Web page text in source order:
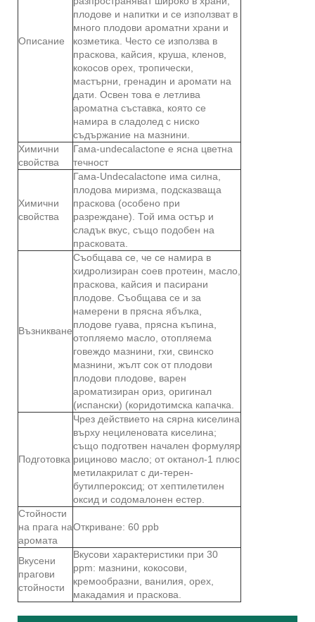
Описание
плодове и напитки и се използват в
много плодови ароматни храни и
козметика. Често се използва в
праскова, кайсия, круша, кленов,
кокосов орех, тропически,
мастърни, гренадин и аромати на
дати. Освен това е летлива
ароматна съставка, която се
намира в сладолед с ниско
съдържание на мазнини.
Химични
свойства
Гама-undecalactone е ясна цветна
течност
Химични
свойства
Гама-Undecalactone има силна,
плодова миризма, подсказваща
праскова (особено при
разреждане). Той има остър и
сладък вкус, също подобен на
прасковата.
Възникване
Съобщава се, че се намира в
хидролизиран соев протеин, масло,
праскова, кайсия и пасирани
плодове. Съобщава се и за
намерени в прясна ябълка,
плодове гуава, прясна къпина,
отопляемо масло, отопляема
говеждо мазнини, гхи, свинско
мазнини, жълт сок от плодови
плодови плодове, варен
ароматизиран ориз, оригинал
(испански) (коридотимска капачка.
Подготовка
Чрез действието на сярна киселина
върху нециленовата киселина;
също подготвен начален формуляр
рициново масло; от октанол-1 плюс
метилакрилат с ди-терен-
бутилпероксид; от хептилетилен
оксид и содомалонен естер.
Стойности
на прага на
аромата
Откриване: 60 ppb
Вкусени
прагови
стойности
Вкусови характеристики при 30
ppm: мазнини, кокосови,
кремообразни, ванилия, орех,
макадамия и праскова.